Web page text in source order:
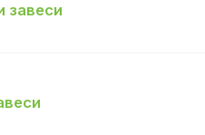
завеси